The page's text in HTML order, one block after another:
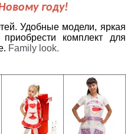
году!
Удобные модели, яркая
комплект для
Family look.